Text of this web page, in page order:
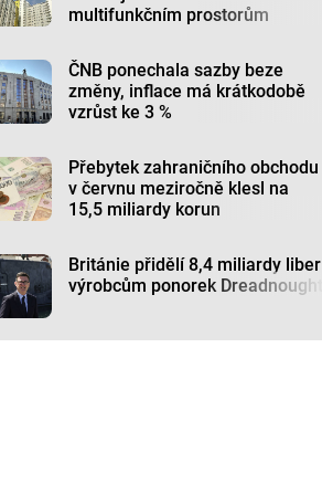
multifunkčním prostorům
ČNB ponechala sazby beze
změny, inflace má krátkodobě
vzrůst ke 3 %
Přebytek zahraničního obchodu
v červnu meziročně klesl na
15,5 miliardy korun
Británie přidělí 8,4 miliardy liber
výrobcům ponorek Dreadnought